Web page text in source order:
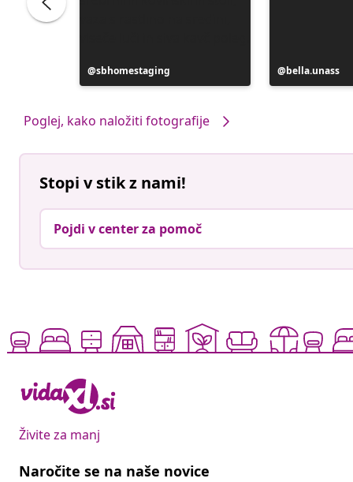
Objavo
je
sbhomestaging
Objavo
je
bella.unass
Poglej, kako naložiti fotografije
Stopi v stik z nami!
Pojdi v center za pomoč
Živite za manj
Naročite se na naše novice